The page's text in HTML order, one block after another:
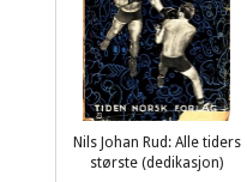
Nils Johan Rud: Alle tiders
største (dedikasjon)